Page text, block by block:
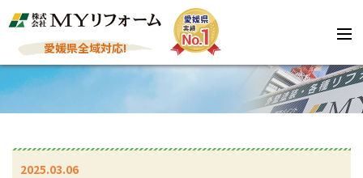
愛媛県全域対応!
2025.03.06